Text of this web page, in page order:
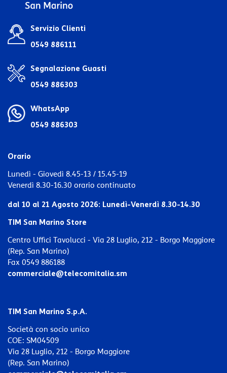
Servizio Clienti
0549 886111
Segnalazione Guasti
0549 886303
WhatsApp
0549 886303
Orario
Lunedì - Giovedì 8.45-13 / 15.45-19
Venerdì 8.30-16.30 orario continuato
dal 10 al 21 Agosto 2026: Lunedì-Venerdì 8.30-14.30
TIM San Marino Store
Centro Uffici Tavolucci - Via 28 Luglio, 212 - Borgo Maggiore
(Rep. San Marino)
Fax 0549 886188
commerciale@telecomitalia.sm
TIM San Marino S.p.A.
Società con socio unico
COE: SM04509
Via 28 Luglio, 212 - Borgo Maggiore
(Rep. San Marino)